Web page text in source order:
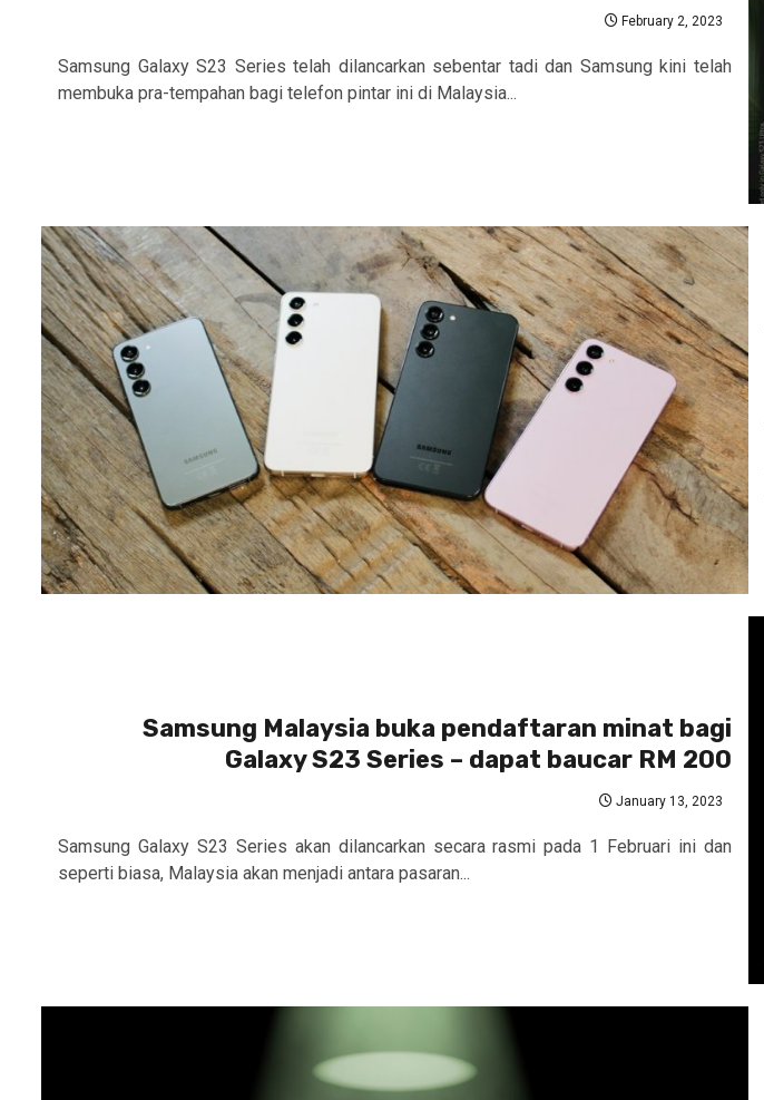
February 2, 2023
Samsung Galaxy S23 Series telah dilancarkan sebentar tadi dan Samsung kini telah
membuka pra-tempahan bagi telefon pintar ini di Malaysia...
Samsung Malaysia buka pendaftaran minat bagi
Galaxy S23 Series – dapat baucar RM 200
January 13, 2023
Samsung Galaxy S23 Series akan dilancarkan secara rasmi pada 1 Februari ini dan
seperti biasa, Malaysia akan menjadi antara pasaran...